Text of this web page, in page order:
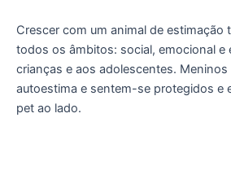
Crescer com um animal de estimação
todos os âmbitos: social, emocional e
crianças e aos adolescentes. Meninos
autoestima e sentem-se protegidos e
pet ao lado.